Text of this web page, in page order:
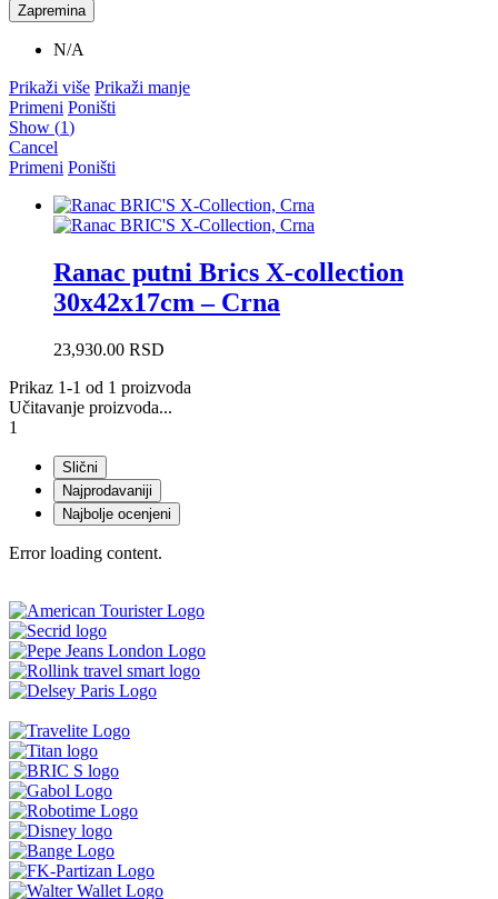
Zapremina
N/A
Prikaži više Prikaži manje
Primeni Poništi
Show (1)
Cancel
Primeni Poništi
Ranac putni Brics X-collection
30x42x17cm – Crna
23,930.00 RSD
Prikaz 1-1 od 1 proizvoda
Učitavanje proizvoda...
1
Slični
Najprodavaniji
Najbolje ocenjeni
Error loading content.